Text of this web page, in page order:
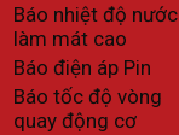
Báo nhiệt độ nước
làm mát cao
Báo điện áp Pin
Báo tốc độ vòng
quay động cơ